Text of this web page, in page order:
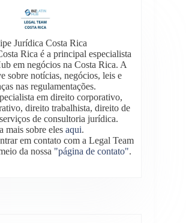
Jurídica Costa Rica
Rica é a principal especialista
em negócios na Costa Rica. A
sobre notícias, negócios, leis e
nas regulamentações.
em direito corporativo,
direito trabalhista, direito de
de consultoria jurídica.
mais sobre elesaqui.
em contato com a Legal Team
da nossa "página de contato".